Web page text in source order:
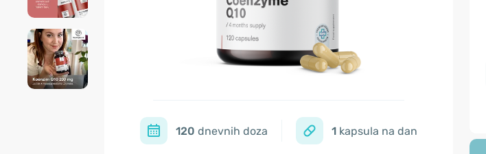
120 dnevnih doza 1 kapsula na dan